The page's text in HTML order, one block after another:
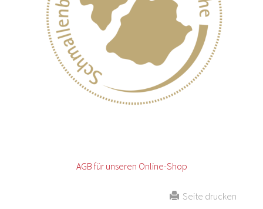
AGB für unseren Online-Shop
Seite drucken